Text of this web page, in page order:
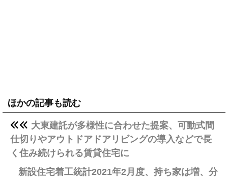
ほかの記事も読む
大東建託が多様性に合わせた提案、可動式間
仕切りやアウトドアドアリビングの導入などで長
く住み続けられる賃貸住宅に
新設住宅着工統計2021年2月度、持ち家は増、分